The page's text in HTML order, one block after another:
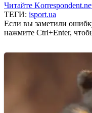
Читайте
ТЕГИ: isport.ua
Если вы заметили
нажмите Ctrl+Enter,